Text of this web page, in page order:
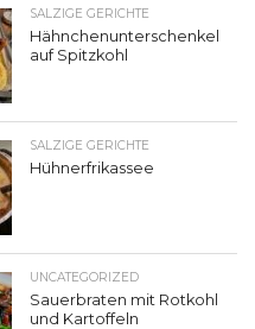
SALZIGE GERICHTE
Hähnchenunterschenkel
auf Spitzkohl
SALZIGE GERICHTE
Hühnerfrikassee
UNCATEGORIZED
Sauerbraten mit Rotkohl
und Kartoffeln